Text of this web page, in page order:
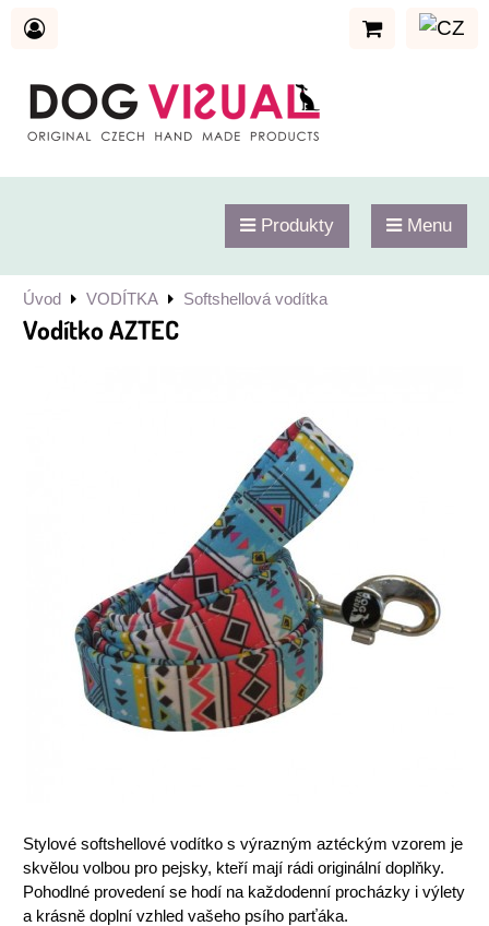
Produkty Menu
Úvod VODÍTKA Softshellová vodítka
Vodítko AZTEC
Stylové softshellové vodítko s výrazným aztéckým vzorem je
skvělou volbou pro pejsky, kteří mají rádi originální doplňky.
Pohodlné provedení se hodí na každodenní procházky i výlety
a krásně doplní vzhled vašeho psího parťáka.